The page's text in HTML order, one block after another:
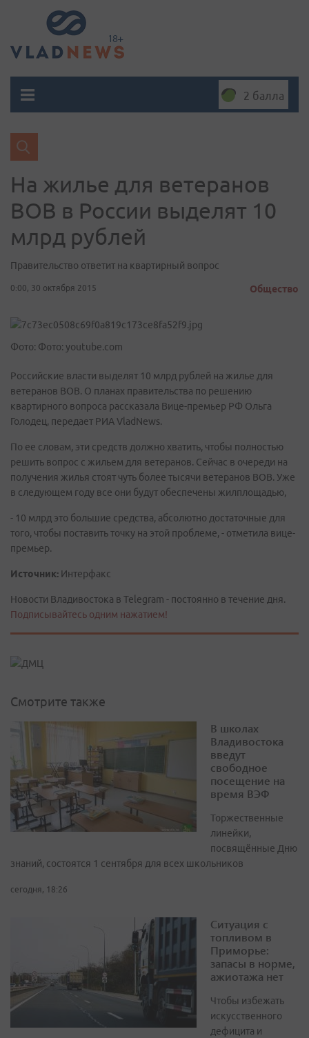
2 балла
На жилье для ветеранов
ВОВ в России выделят 10
млрд рублей
Правительство ответит на квартирный вопрос
0:00, 30 октября 2015 Общество
Фото: Фото: youtube.com
Российские власти выделят 10 млрд рублей на жилье для
ветеранов ВОВ. О планах правительства по решению
квартирного вопроса рассказала Вице-премьер РФ Ольга
Голодец, передает РИА VladNews.
По ее словам, эти средств должно хватить, чтобы полностью
решить вопрос с жильем для ветеранов. Сейчас в очереди на
получения жилья стоят чуть более тысячи ветеранов ВОВ. Уже
в следующем году все они будут обеспечены жилплощадью,
- 10 млрд это большие средства, абсолютно достаточные для
того, чтобы поставить точку на этой проблеме, - отметила вице-
премьер.
Источник: Интерфакс
Новости Владивостока в Telegram - постоянно в течение дня.
Подписывайтесь одним нажатием!
Смотрите также
В школах
Владивостока
введут
свободное
посещение на
время ВЭФ
Торжественные
линейки,
посвящённые Дню
знаний, состоятся 1 сентября для всех школьников
сегодня, 18:26
Ситуация с
топливом в
Приморье:
запасы в норме,
ажиотажа нет
Чтобы избежать
искусственного
дефицита и